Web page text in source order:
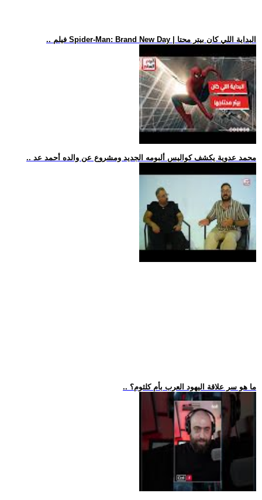
.. فيلم Spider-Man: Brand New Day | البداية اللي كان بيتر محتا
.. محمد عدوية يكشف كواليس ألبومه الجديد ومشروع عن والده أحمد عد
.. ما هو سر علاقة اليهود العرب بأم كلثوم؟